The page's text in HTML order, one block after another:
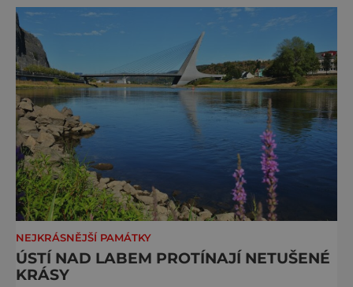
NEJKRÁSNĚJŠÍ PAMÁTKY
ÚSTÍ NAD LABEM PROTÍNAJÍ NETUŠENÉ
KRÁSY